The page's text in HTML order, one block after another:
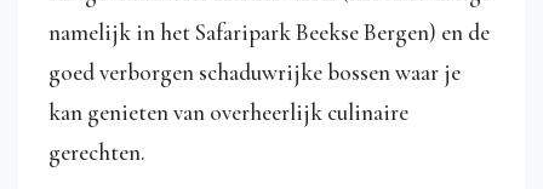
namelijk in het Safaripark Beekse Bergen) en de
goed verborgen schaduwrijke bossen waar je
kan genieten van overheerlijk culinaire
gerechten.